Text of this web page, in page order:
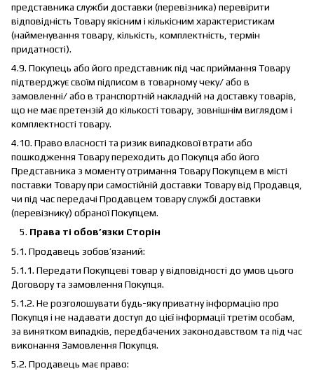
представника служби доставки (перевізника) перевірити
відповідність Товару якісним і кількісним характеристикам
(найменування товару, кількість, комплектність, термін
придатності).
4.9. Покупець або його представник під час приймання Товару
підтверджує своїм підписом в товарному чеку/ або в
замовленні/ або в транспортній накладній на доставку товарів,
що не має претензій до кількості товару, зовнішнім виглядом і
комплектності товару.
4.10. Право власності та ризик випадкової втрати або
пошкодження Товару переходить до Покупця або його
Представника з моменту отримання Товару Покупцем в місті
поставки Товару при самостійній доставки Товару від Продавця,
чи під час передачі Продавцем товару службі доставки
(перевізнику) обраної Покупцем.
Права ті обов’язки Сторін
5.1. Продавець зобов’язаний:
5.1.1. Передати Покупцеві товар у відповідності до умов цього
Договору та замовлення Покупця.
5.1.2. Не розголошувати будь-яку приватну інформацію про
Покупця і не надавати доступ до цієї інформації третім особам,
за винятком випадків, передбачених законодавством та під час
виконання Замовлення Покупця.
5.2. Продавець має право: